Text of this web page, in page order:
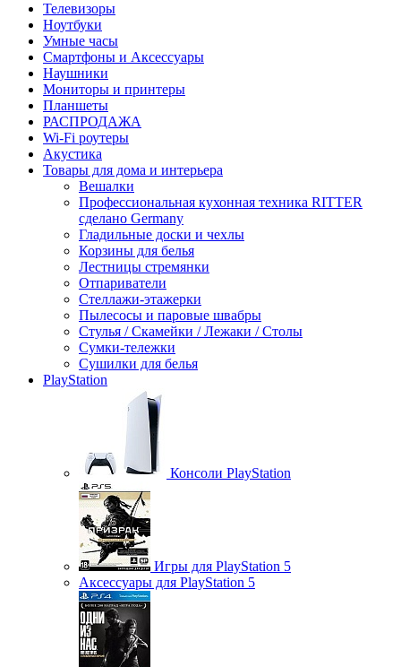
Телевизоры
Ноутбуки
Умные часы
Смартфоны и Аксессуары
Наушники
Мониторы и принтеры
Планшеты
РАСПРОДАЖА
Wi-Fi роутеры
Акустика
Товары для дома и интерьера
Вешалки
Профессиональная кухонная техника RITTER
сделано Germany
Гладильные доски и чехлы
Корзины для белья
Лестницы стремянки
Отпариватели
Стеллажи-этажерки
Пылесосы и паровые швабры
Стулья / Скамейки / Лежаки / Столы
Сумки-тележки
Сушилки для белья
PlayStation
Консоли PlayStation
Игры для PlayStation 5
Аксессуары для PlayStation 5